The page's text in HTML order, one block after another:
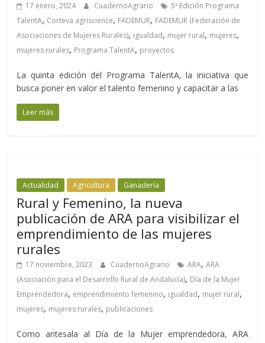
17 enero, 2024 CuadernoAgrario
5ª Edición Programa
TalentA, Corteva agriscience, FADEMUR, FADEMUR (Federación de
Asociaciones de Mujeres Rurales), igualdad, mujer rural, mujeres,
mujeres rurales, Programa TalentA, proyectos
La quinta edición del Programa TalentA, la iniciativa que
busca poner en valor el talento femenino y capacitar a las
Leer más
Actualidad Agricultura Ganadería
Rural y Femenino, la nueva
publicación de ARA para visibilizar el
emprendimiento de las mujeres
rurales
17 noviembre, 2023 CuadernoAgrario ARA,ARA
(Asociación para el Desarrollo Rural de Andalucía), Día de la Mujer
Emprendedora, emprendimiento femenino, igualdad, mujer rural,
mujeres, mujeres rurales, publicaciones
Como antesala al Día de la Mujer emprendedora, ARA